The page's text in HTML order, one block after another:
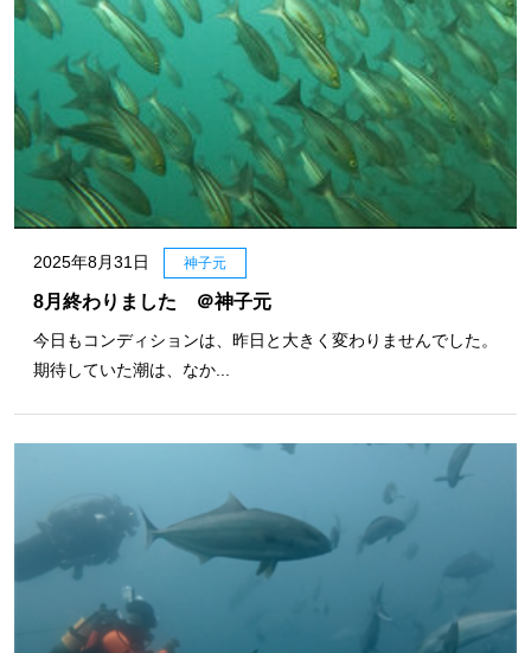
2025年8月31日 神子元
8月終わりました ＠神子元
今日もコンディションは、昨日と大きく変わりませんでした。
期待していた潮は、なか...